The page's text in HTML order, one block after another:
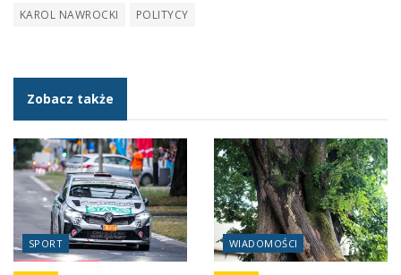
KAROL NAWROCKI
POLITYCY
Zobacz także
SPORT WIADOMOŚCI